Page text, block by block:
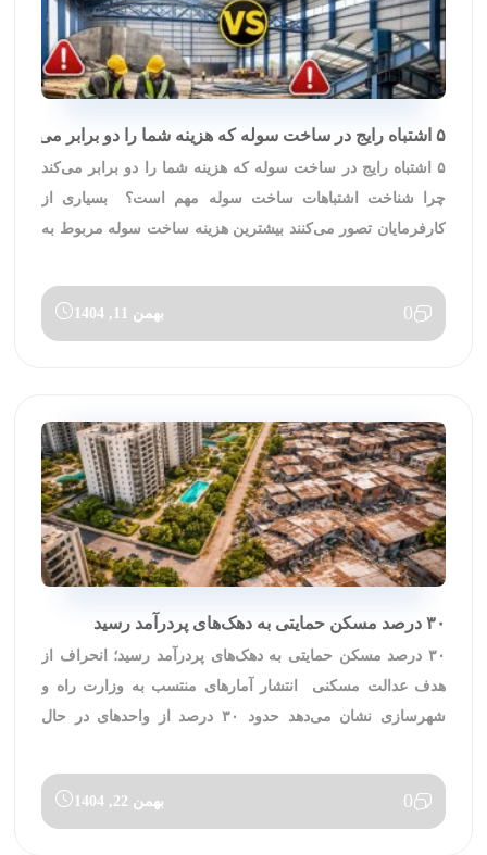
۵ اشتباه رایج در ساخت سوله که هزینه شما را دو برابر می‌کند
۵ اشتباه رایج در ساخت سوله که هزینه شما را دو برابر می‌کند
چرا شناخت اشتباهات ساخت سوله مهم است؟ بسیاری از
کارفرمایان تصور می‌کنند بیشترین هزینه ساخت سوله مربوط به
تصمیم‌های نادرست می‌توانند هزینه نهایی پروژه را تا دو برابر
افزایش دهند. در […]
0 بهمن 11, 1404
۳۰ درصد مسکن حمایتی به دهک‌های پردرآمد رسید
۳۰ درصد مسکن حمایتی به دهک‌های پردرآمد رسید؛ انحراف از
هدف عدالت مسکنی انتشار آمارهای منتسب به وزارت راه و
شهرسازی نشان می‌دهد حدود ۳۰ درصد از واحدهای در حال
یافته است؛ عددی که اگر دقیق باشد، صرفاً یک خطای اجرایی
ساده نیست، بلکه نشانه‌ای از […]
0 بهمن 22, 1404